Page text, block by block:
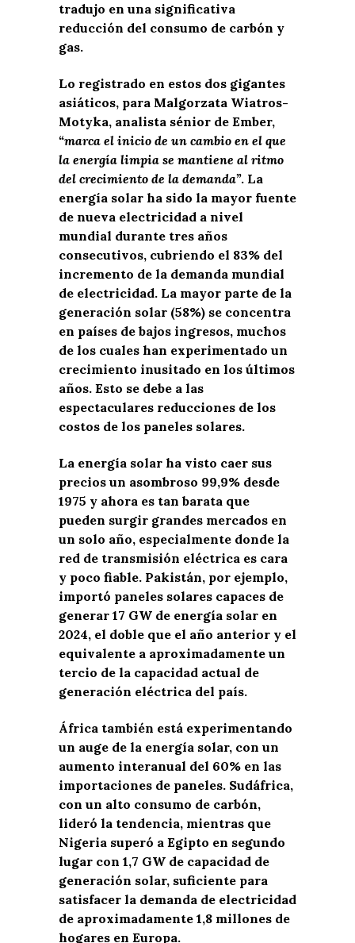
tradujo en una significativa
reducción del consumo de carbón y
gas.
Lo registrado en estos dos gigantes
asiáticos, para Malgorzata Wiatros-
Motyka, analista sénior de Ember,
“marca el inicio de un cambio en el que
la energía limpia se mantiene al ritmo
del crecimiento de la demanda”. La
energía solar ha sido la mayor fuente
de nueva electricidad a nivel
mundial durante tres años
consecutivos, cubriendo el 83% del
incremento de la demanda mundial
de electricidad. La mayor parte de la
generación solar (58%) se concentra
en países de bajos ingresos, muchos
de los cuales han experimentado un
crecimiento inusitado en los últimos
años. Esto se debe a las
espectaculares reducciones de los
costos de los paneles solares.
La energía solar ha visto caer sus
precios un asombroso 99,9% desde
1975 y ahora es tan barata que
pueden surgir grandes mercados en
un solo año, especialmente donde la
red de transmisión eléctrica es cara
y poco fiable. Pakistán, por ejemplo,
importó paneles solares capaces de
generar 17 GW de energía solar en
2024, el doble que el año anterior y el
equivalente a aproximadamente un
tercio de la capacidad actual de
generación eléctrica del país.
África también está experimentando
un auge de la energía solar, con un
aumento interanual del 60% en las
importaciones de paneles. Sudáfrica,
con un alto consumo de carbón,
lideró la tendencia, mientras que
Nigeria superó a Egipto en segundo
lugar con 1,7 GW de capacidad de
generación solar, suficiente para
satisfacer la demanda de electricidad
de aproximadamente 1,8 millones de
hogares en Europa.